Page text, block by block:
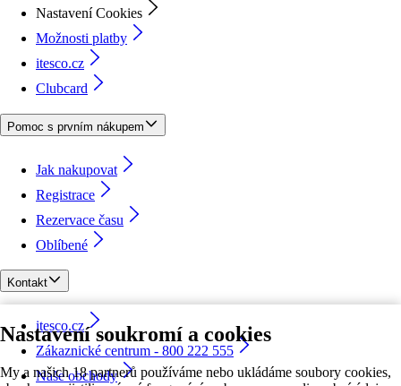
Nastavení soukromí a cookies
My a našich 18 partnerů používáme nebo ukládáme soubory cookies,
Nastavení Cookies
Možnosti platby
itesco.cz
Clubcard
Pomoc s prvním nákupem
Jak nakupovat
Registrace
Rezervace času
Oblíbené
Kontakt
itesco.cz
Zákaznické centrum - 800 222 555
Naše obchody